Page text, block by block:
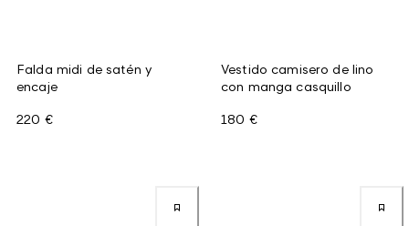
Falda midi de satén y
encaje
220 €
Vestido camisero de lino
con manga casquillo
180 €